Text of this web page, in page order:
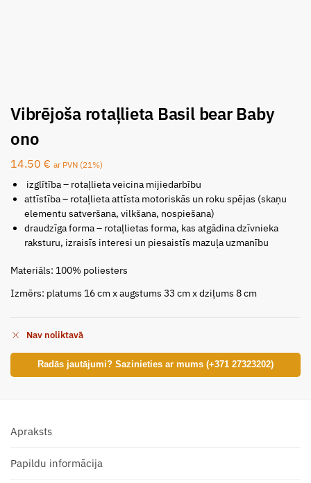
Vibrējoša rotaļlieta Basil bear Baby
ono
14.50 € ar PVN (21%)
izglītība – rotaļlieta veicina mijiedarbību
attīstība – rotaļlieta attīsta motoriskās un roku spējas (skaņu
elementu satveršana, vilkšana, nospiešana)
draudzīga forma – rotaļlietas forma, kas atgādina dzīvnieka
raksturu, izraisīs interesi un piesaistīs mazuļa uzmanību
Materiāls: 100% poliesters
Izmērs: platums 16 cm x augstums 33 cm x dziļums 8 cm
Nav noliktavā
Radās jautājumi? Sazinieties ar mums (+371 27323202)
Apraksts
Papildu informācija